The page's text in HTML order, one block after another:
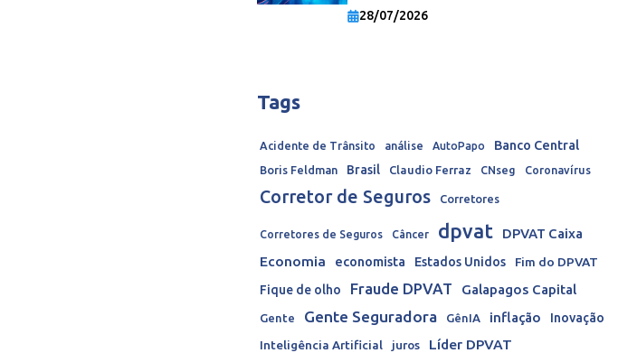
28/07/2026
Tags
Acidente de Trânsito análise AutoPapo Banco Central
Boris Feldman Brasil Claudio Ferraz CNseg Coronavírus
Corretor de Seguros Corretores
Corretores de Seguros Câncer dpvat
DPVAT Caixa
Economia
economista Estados Unidos
Fim do DPVAT
Fique de olho
Fraude DPVAT Galapagos Capital
Gente Gente Seguradora GênIA inflação
Inovação
Inteligência Artificial
juros
Líder DPVAT